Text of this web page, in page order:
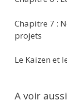
Chapitre 7 :
projets
Le Kaizen et
A voir aussi